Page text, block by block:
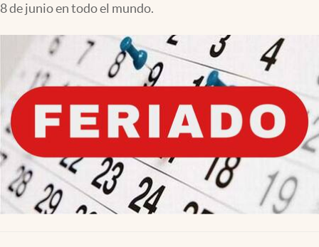
Espiritualidad
Mediakit
abre en nueva pestaña
México
8 de junio en todo el mundo.